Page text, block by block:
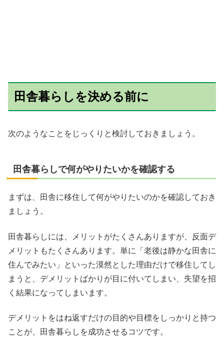
田舎暮らしを決める前に
次のようなことをじっくりと検討しておきましょう。
田舎暮らしで何がやりたいかを確認する
まずは、田舎に移住して何がやりたいのかを確認しておき
ましょう。
田舎暮らしには、メリットがたくさんありますが、反面デ
メリットもたくさんあります。単に「老後は静かな田舎に
住んでみたい」といった漠然とした理由だけで移住してし
まうと、デメリットばかりが目に付いてしまい、失望を招
く結果になってしまいます。
デメリットをはね返すだけの目的や目標をしっかりと持つ
ことが、田舎暮らしを成功させるコツです。